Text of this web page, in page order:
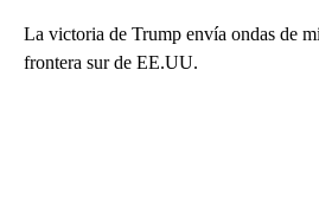
La victoria de Trump envía ondas de
frontera sur de EE.UU.